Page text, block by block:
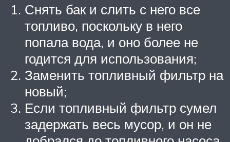
Снять бак и слить с него все
топливо, поскольку в него
попала вода, и оно более не
годится для использования;
Заменить топливный фильтр на
новый;
Если топливный фильтр сумел
задержать весь мусор, и он не